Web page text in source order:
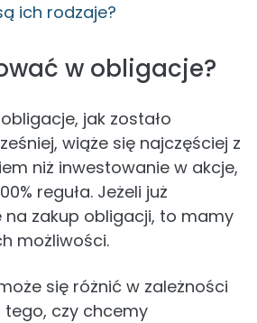
ich rodzaje?
w obligacje?
jak zostało
wiąże się najczęściej z
niż inwestowanie w akcje,
reguła. Jeżeli już
na zakup obligacji, to mamy
możliwości.
się różnić w zależności
czy chcemy